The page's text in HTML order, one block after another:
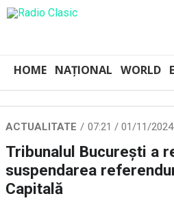
HOME NAȚIONAL WORLD
ACTUALITATE 07:21 / 01/11/2024
Tribunalul București a
suspendarea
Capitală